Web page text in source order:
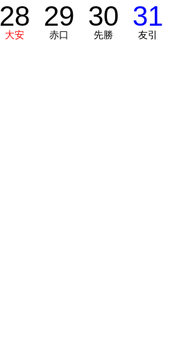
28
大安
29
赤口
30
先勝
31
友引